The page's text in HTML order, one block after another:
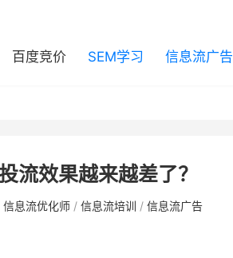
百度竞价 SEM学习 信息流广告
流效果越来越差了？
信息流优化师 / 信息流培训 / 信息流广告